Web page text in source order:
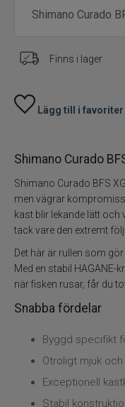
Varumärken
Finns i lager
Lägg till i favoriter
Shimano Curado
Shimano Curado BFS
men vägrar
kast blir lekande lätt och
tack vare den extremt
Det här är rullen som
Med en stabil
när fisken rusar, får du
Snabba fördelar
Byggd specifikt
Otroligt mjuk
Exceptionell
Stabil